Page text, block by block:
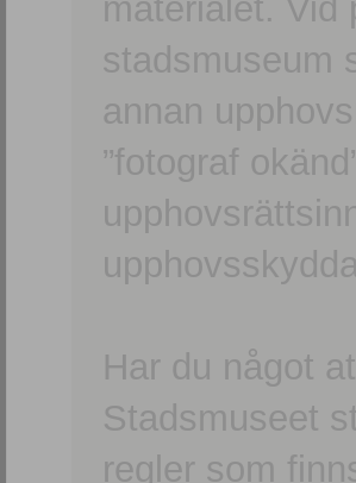
materialet. Vid
stadsmuseum
annan
”fotograf
Har du något
Stadsmuseet
regler som